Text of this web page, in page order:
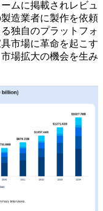
ムに掲載されレビュ
造業者に製作を依頼
独自のプラットフォ
市場に革命を起こす
場拡大の機会を生み